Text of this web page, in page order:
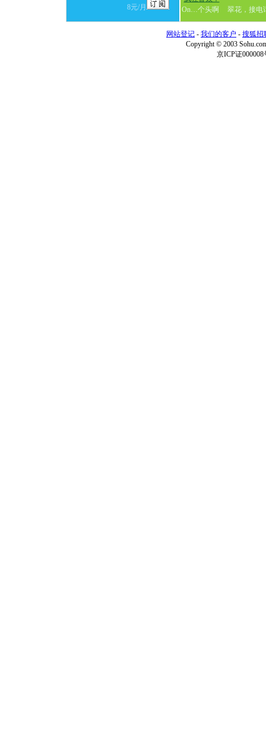
8元/月
On…个头啊
翠花，接
网站登记 - 我们的客户 - 搜狐招
Copyright © 2003
京ICP证